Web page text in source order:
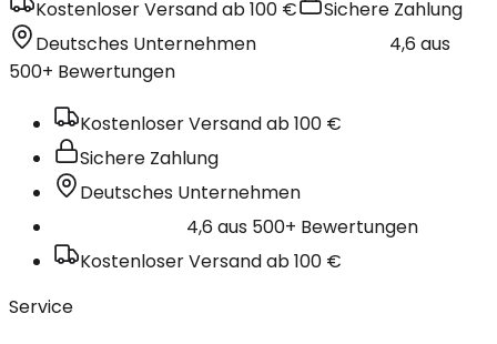
Kostenloser Versand ab 100 €
Sichere Zahlung
Deutsches Unternehmen
4,6 aus
500+ Bewertungen
Kostenloser Versand ab 100 €
Sichere Zahlung
Deutsches Unternehmen
4,6 aus 500+ Bewertungen
Kostenloser Versand ab 100 €
Service